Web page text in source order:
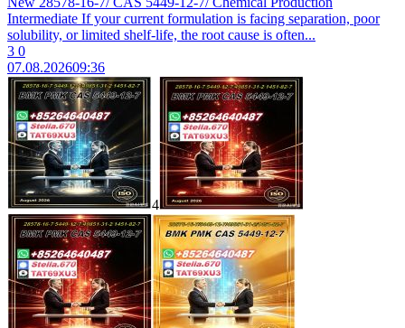
Intermediate If your current formulation is facing separation, poor
solubility, or limited shelf-life, the root cause is often...
3 0
07.08.202609:36
4